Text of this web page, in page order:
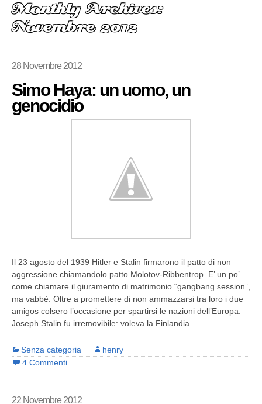
Monthly Archives:
Novembre 2012
28 Novembre 2012
Simo Haya: un uomo, un
genocidio
Il 23 agosto del 1939 Hitler e Stalin firmarono il patto di non
aggressione chiamandolo patto Molotov-Ribbentrop. E’ un po’
come chiamare il giuramento di matrimonio “gangbang session”,
ma vabbè. Oltre a promettere di non ammazzarsi tra loro i due
amigos colsero l’occasione per spartirsi le nazioni dell’Europa.
Joseph Stalin fu irremovibile: voleva la Finlandia.
Senza categoria
henry
4 Commenti
22 Novembre 2012